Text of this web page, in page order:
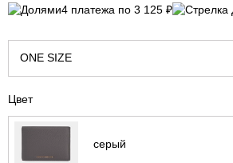
4 платежа по 3 125 ₽
ONE SIZE
Цвет
серый